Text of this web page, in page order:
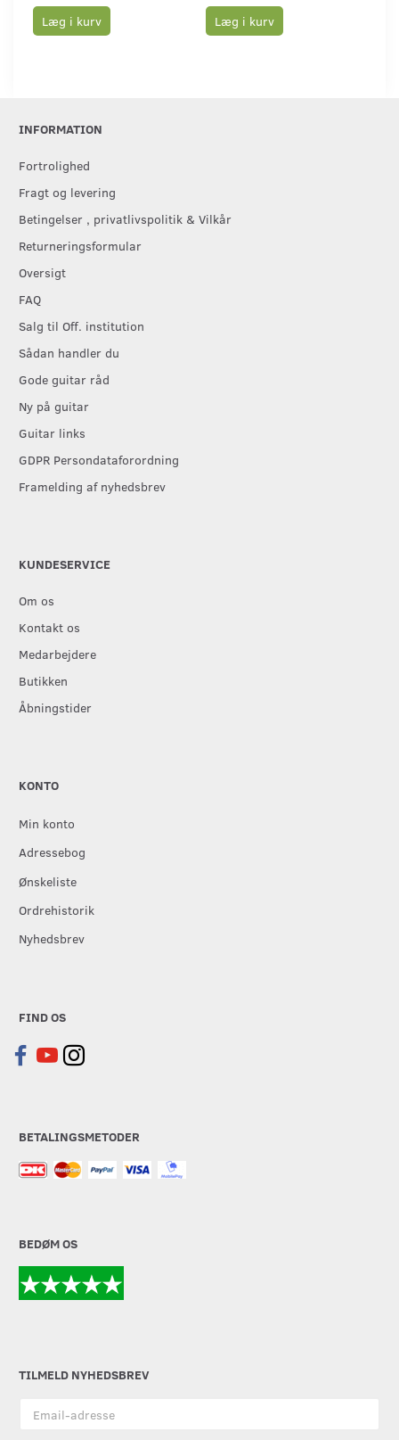
Læg i kurv Læg i kurv
INFORMATION
Fortrolighed
Fragt og levering
Betingelser , privatlivspolitik & Vilkår
Returneringsformular
Oversigt
FAQ
Salg til Off. institution
Sådan handler du
Gode guitar råd
Ny på guitar
Guitar links
GDPR Persondataforordning
Framelding af nyhedsbrev
KUNDESERVICE
Om os
Kontakt os
Medarbejdere
Butikken
Åbningstider
KONTO
Min konto
Adressebog
Ønskeliste
Ordrehistorik
Nyhedsbrev
FIND OS
BETALINGSMETODER
BEDØM OS
TILMELD NYHEDSBREV
adresse